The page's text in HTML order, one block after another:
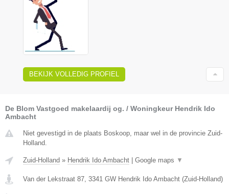
BEKIJK VOLLEDIG PROFIEL
De Blom Vastgoed makelaardij og. / Woningkeur Hendrik Ido
Ambacht
Niet gevestigd in de plaats Boskoop, maar wel in de provincie Zuid-
Holland.
Zuid-Holland » Hendrik Ido Ambacht Google maps ▼
Van der Lekstraat 87, 3341 GW Hendrik Ido Ambacht (Zuid-Holland)